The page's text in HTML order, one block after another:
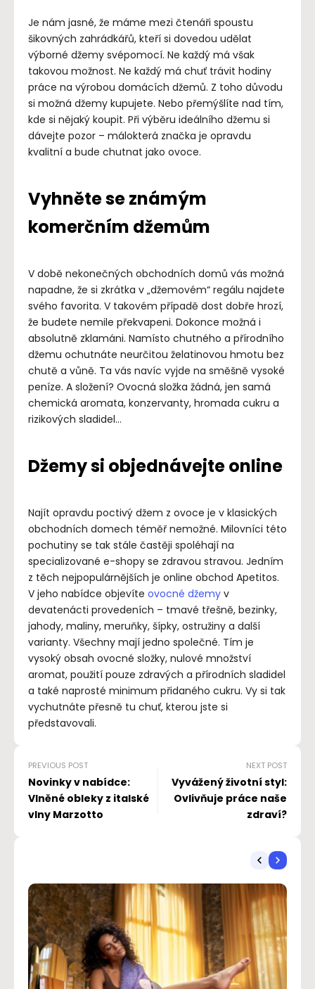
Je nám jasné, že máme mezi čtenáři spoustu
šikovných zahrádkářů, kteří si dovedou udělat
výborné džemy svépomocí. Ne každý má však
takovou možnost. Ne každý má chuť trávit hodiny
práce na výrobou domácích džemů. Z toho důvodu
si možná džemy kupujete. Nebo přemýšlíte nad tím,
kde si nějaký koupit. Při výběru ideálního džemu si
dávejte pozor – málokterá značka je opravdu
kvalitní a bude chutnat jako ovoce.
Vyhněte se známým
komerčním džemům
V době nekonečných obchodních domů vás možná
napadne, že si zkrátka v „džemovém“ regálu najdete
svého favorita. V takovém případě dost dobře hrozí,
že budete nemile překvapeni. Dokonce možná i
absolutně zklamáni. Namísto chutného a přírodního
džemu ochutnáte neurčitou želatinovou hmotu bez
chutě a vůně. Ta vás navíc vyjde na směšně vysoké
peníze. A složení? Ovocná složka žádná, jen samá
chemická aromata, konzervanty, hromada cukru a
rizikových sladidel…
Džemy si objednávejte online
Najít opravdu poctivý džem z ovoce je v klasických
obchodních domech téměř nemožné. Milovníci této
pochutiny se tak stále častěji spoléhají na
specializované e-shopy se zdravou stravou. Jedním
z těch nejpopulárnějších je online obchod Apetitos.
V jeho nabídce objevíte ovocné džemy v
devatenácti provedeních – tmavé třešně, bezinky,
jahody, maliny, meruňky, šípky, ostružiny a další
varianty. Všechny mají jedno společné. Tím je
vysoký obsah ovocné složky, nulové množství
aromat, použití pouze zdravých a přírodních sladidel
a také naprosté minimum přidaného cukru. Vy si tak
vychutnáte přesně tu chuť, kterou jste si
představovali.
PREVIOUS POST
Novinky v nabídce:
Vlněné obleky z italské
vlny Marzotto
NEXT POST
Vyvážený životní styl:
Ovlivňuje práce naše
zdraví?